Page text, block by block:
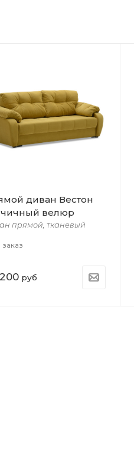
диван Вестон
велюр
прямой, тканевый
заказ
руб